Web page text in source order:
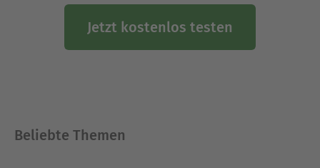
Jetzt kostenlos testen
Beliebte Themen